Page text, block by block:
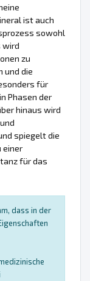
ist auch
sowohl
wird
zu
und die
für
Phasen der
hinaus wird
spiegelt die
einer
für das
dass in der